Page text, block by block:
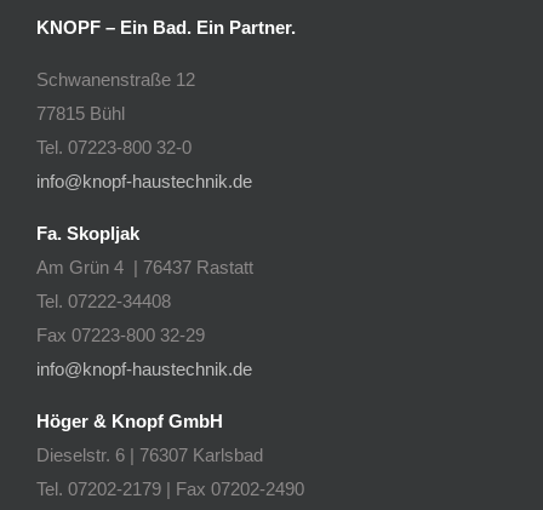
KNOPF – Ein Bad. Ein Partner.
Schwanenstraße 12
77815 Bühl
Tel. 07223-800 32-0
info@knopf-haustechnik.de
Fa. Skopljak
Am Grün 4 | 76437 Rastatt
Tel. 07222-34408
Fax 07223-800 32-29
info@knopf-haustechnik.de
Höger & Knopf GmbH
Dieselstr. 6 | 76307 Karlsbad
Tel. 07202-2179 | Fax 07202-2490